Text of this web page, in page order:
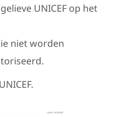
UNICEF op het
niet worden